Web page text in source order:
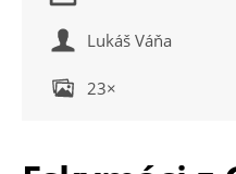
Lukáš Váňa
23×